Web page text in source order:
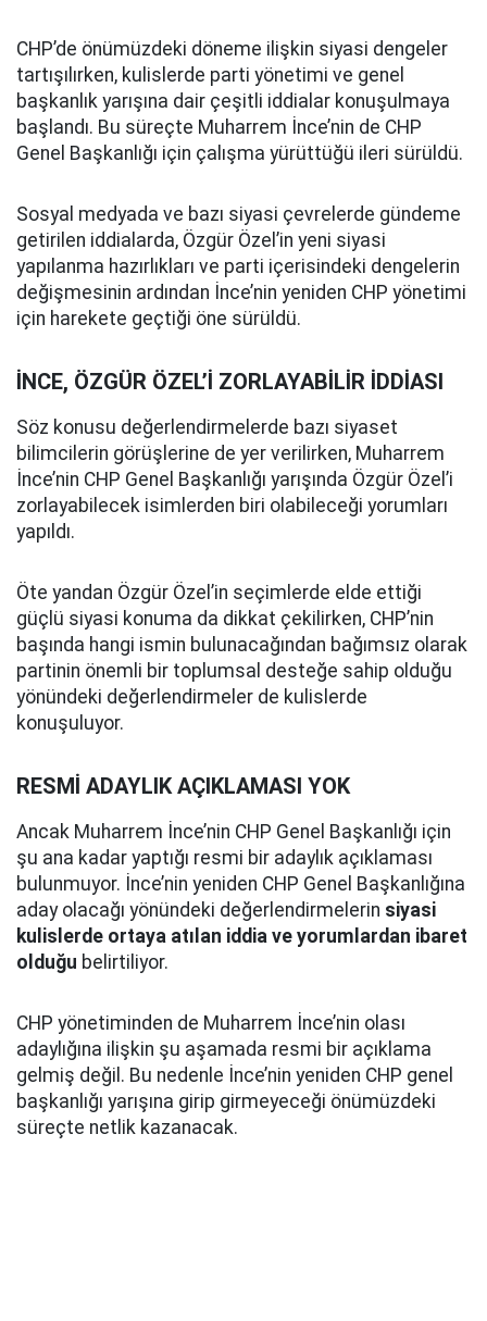
CHP’de önümüzdeki döneme ilişkin siyasi dengeler
tartışılırken, kulislerde parti yönetimi ve genel
başkanlık yarışına dair çeşitli iddialar konuşulmaya
başlandı. Bu süreçte Muharrem İnce’nin de CHP
Genel Başkanlığı için çalışma yürüttüğü ileri sürüldü.
Sosyal medyada ve bazı siyasi çevrelerde gündeme
getirilen iddialarda, Özgür Özel’in yeni siyasi
yapılanma hazırlıkları ve parti içerisindeki dengelerin
değişmesinin ardından İnce’nin yeniden CHP yönetimi
için harekete geçtiği öne sürüldü.
İNCE, ÖZGÜR ÖZEL’İ ZORLAYABİLİR İDDİASI
Söz konusu değerlendirmelerde bazı siyaset
bilimcilerin görüşlerine de yer verilirken, Muharrem
İnce’nin CHP Genel Başkanlığı yarışında Özgür Özel’i
zorlayabilecek isimlerden biri olabileceği yorumları
yapıldı.
Öte yandan Özgür Özel’in seçimlerde elde ettiği
güçlü siyasi konuma da dikkat çekilirken, CHP’nin
başında hangi ismin bulunacağından bağımsız olarak
partinin önemli bir toplumsal desteğe sahip olduğu
yönündeki değerlendirmeler de kulislerde
konuşuluyor.
RESMİ ADAYLIK AÇIKLAMASI YOK
Ancak Muharrem İnce’nin CHP Genel Başkanlığı için
şu ana kadar yaptığı resmi bir adaylık açıklaması
bulunmuyor. İnce’nin yeniden CHP Genel Başkanlığına
aday olacağı yönündeki değerlendirmelerin siyasi
kulislerde ortaya atılan iddia ve yorumlardan ibaret
olduğu belirtiliyor.
CHP yönetiminden de Muharrem İnce’nin olası
adaylığına ilişkin şu aşamada resmi bir açıklama
gelmiş değil. Bu nedenle İnce’nin yeniden CHP genel
başkanlığı yarışına girip girmeyeceği önümüzdeki
süreçte netlik kazanacak.